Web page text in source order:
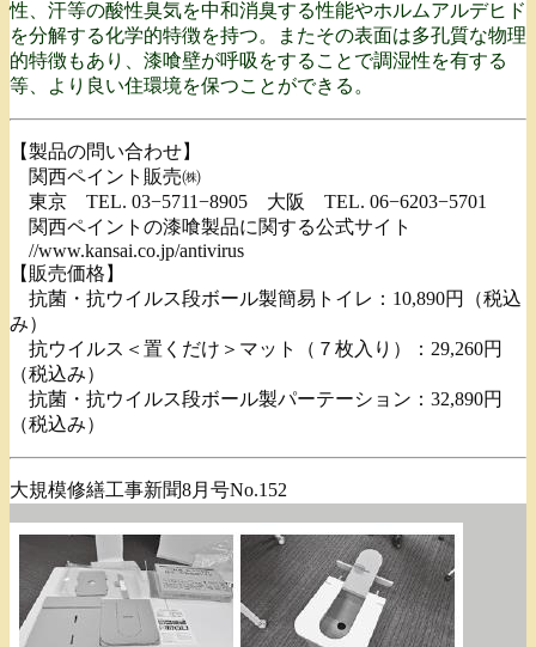
性、汗等の酸性臭気を中和消臭する性能やホルムアルデヒド
を分解する化学的特徴を持つ。またその表面は多孔質な物理
的特徴もあり、漆喰壁が呼吸をすることで調湿性を有する
等、より良い住環境を保つことができる。
【製品の問い合わせ】
関西ペイント販売㈱
東京 TEL. 03−5711−8905 大阪 TEL. 06−6203−5701
関西ペイントの漆喰製品に関する公式サイト
//www.kansai.co.jp/antivirus
【販売価格】
抗菌・抗ウイルス段ボール製簡易トイレ：10,890円（税込
み）
抗ウイルス＜置くだけ＞マット（７枚入り）：29,260円
（税込み）
抗菌・抗ウイルス段ボール製パーテーション：32,890円
（税込み）
大規模修繕工事新聞8月号No.152